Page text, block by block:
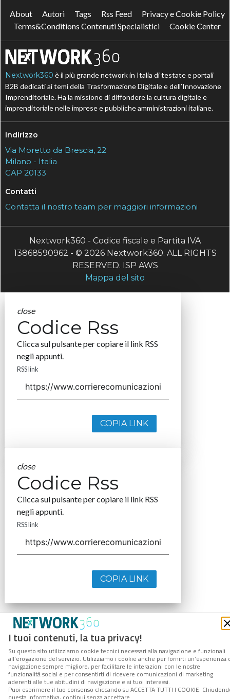
I tuoi contenuti, la tua privacy!
Su questo sito utilizziamo cookie tecnici necessari alla navigazione e funzionali
all’erogazione del servizio. Utilizziamo i cookie anche per fornirti un’esperienza
navigazione sempre migliore, per facilitare le interazioni con le nostre
funzionalità social e per consentirti di ricevere comunicazioni di marketing
aderenti alle tue abitudini di navigazione e ai tuoi interessi.
Puoi esprimere il tuo consenso cliccando su ACCETTA TUTTI I COOKIE.
About Autori Tags Rss Feed
Privacy e Cookie Policy
Terms&Conditions Contenuti Specialistici
Cookie Center
Nextwork360 è il più grande network in Italia di testate e portali
B2B dedicati ai temi della Trasformazione Digitale e dell’Innovazione
Imprenditoriale. Ha la missione di diffondere la cultura digitale e
imprenditoriale nelle imprese e pubbliche amministrazioni italiane.
Indirizzo
Via Moretto da Brescia, 22
Milano - Italia
CAP 20133
Contatti
Contatta il nostro team per maggiori informazioni
Nextwork360 - Codice fiscale e Partita IVA
13868590962 - © 2026 Nextwork360. ALL RIGHTS
RESERVED. ISP AWS
Mappa del sito
close
Codice Rss
Clicca sul pulsante per copiare il link RSS
negli appunti.
RSS link
COPIA LINK
close
Codice Rss
Clicca sul pulsante per copiare il link RSS
negli appunti.
RSS link
COPIA LINK